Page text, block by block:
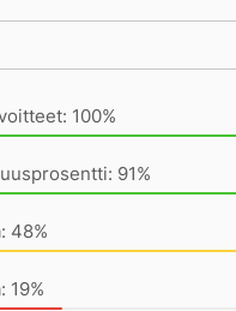
100%
91%
48%
19%